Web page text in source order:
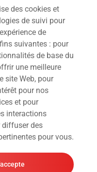
des cookies et
de suivi pour
de
suivantes : pour
de base du
une meilleure
site Web, pour
pour nos
et pour
interactions
diffuser des
pour vous.
:
– 18h00
Fermé